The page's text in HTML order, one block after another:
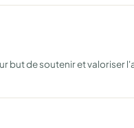
but de soutenir et